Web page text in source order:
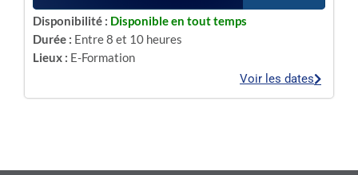
Disponibilité : Disponible en tout temps
Durée : Entre 8 et 10 heures
Lieux : E-Formation
Voir les dates